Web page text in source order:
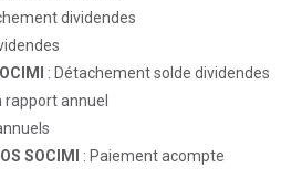
dividendes
: Détachement solde dividendes
rapport annuel
SOCIMI
: Paiement acompte